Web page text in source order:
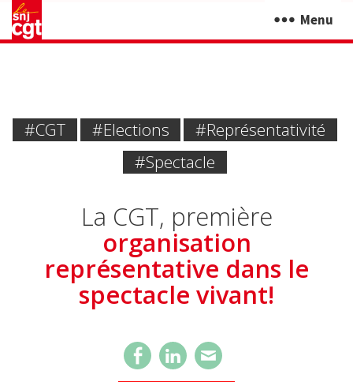
Menu
#CGT #elections
#représentativité
#spectacle
La CGT, première
organisation
représentative dans le
spectacle vivant!